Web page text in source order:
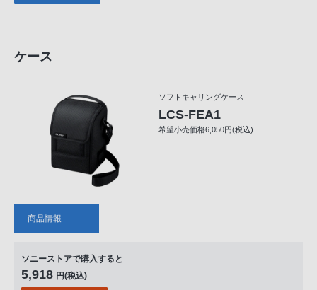
ケース
ソフトキャリングケース
LCS-FEA1
希望小売価格6,050円(税込)
商品情報
ソニーストアで購入すると
5,918 円(税込)